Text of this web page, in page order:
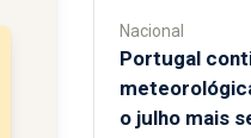
Nacional
Portugal
o julho mais